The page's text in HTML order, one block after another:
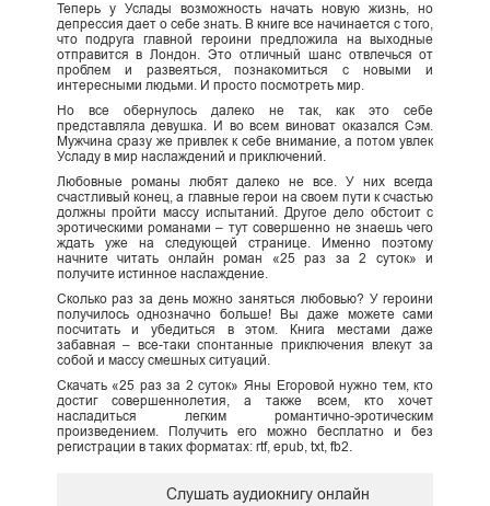
Теперь у Услады возможность начать новую жизнь, но
депрессия дает о себе знать. В книге все начинается с того,
что подруга главной героини предложила на выходные
отправится в Лондон. Это отличный шанс отвлечься от
проблем и развеяться, познакомиться с новыми и
интересными людьми. И просто посмотреть мир.
Но все обернулось далеко не так, как это себе
представляла девушка. И во всем виноват оказался Сэм.
Мужчина сразу же привлек к себе внимание, а потом увлек
Усладу в мир наслаждений и приключений.
Любовные романы любят далеко не все. У них всегда
счастливый конец, а главные герои на своем пути к счастью
должны пройти массу испытаний. Другое дело обстоит с
эротическими романами – тут совершенно не знаешь чего
ждать уже на следующей странице. Именно поэтому
начните читать онлайн роман «25 раз за 2 суток» и
получите истинное наслаждение.
Сколько раз за день можно заняться любовью? У героини
получилось однозначно больше! Вы даже можете сами
посчитать и убедиться в этом. Книга местами даже
забавная – все-таки спонтанные приключения влекут за
собой и массу смешных ситуаций.
Скачать «25 раз за 2 суток» Яны Егоровой нужно тем, кто
достиг совершеннолетия, а также всем, кто хочет
насладиться легким романтично-эротическим
произведением. Получить его можно бесплатно и без
регистрации в таких форматах: rtf, epub, txt, fb2.
Слушать аудиокнигу онлайн